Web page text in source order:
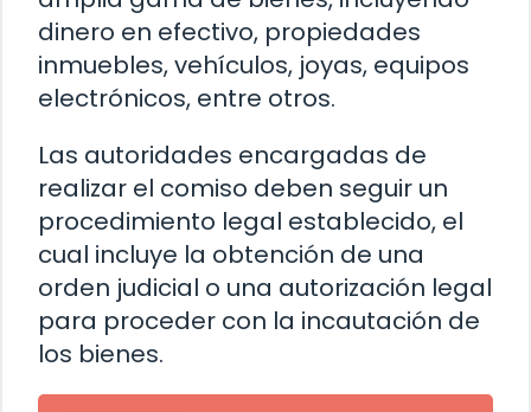
dinero en efectivo, propiedades
inmuebles, vehículos, joyas, equipos
electrónicos, entre otros.
Las autoridades encargadas de
realizar el comiso deben seguir un
procedimiento legal establecido, el
cual incluye la obtención de una
orden judicial o una autorización legal
para proceder con la incautación de
los bienes.